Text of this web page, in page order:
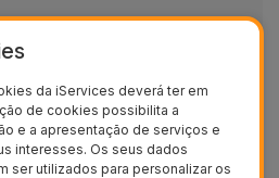
até às 24h
uma reparação
da iServices deverá ter em
de cookies possibilita a
e a apresentação de serviços e
interesses. Os seus dados
ser utilizados para personalizar os